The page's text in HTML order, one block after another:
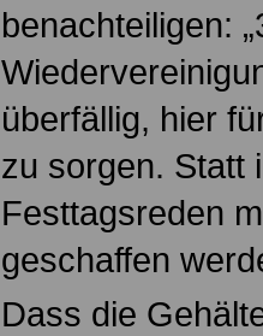
benachteiligen:
überfällig, hier
zu sorgen. Statt
Festtagsreden
geschaffen
Dass die